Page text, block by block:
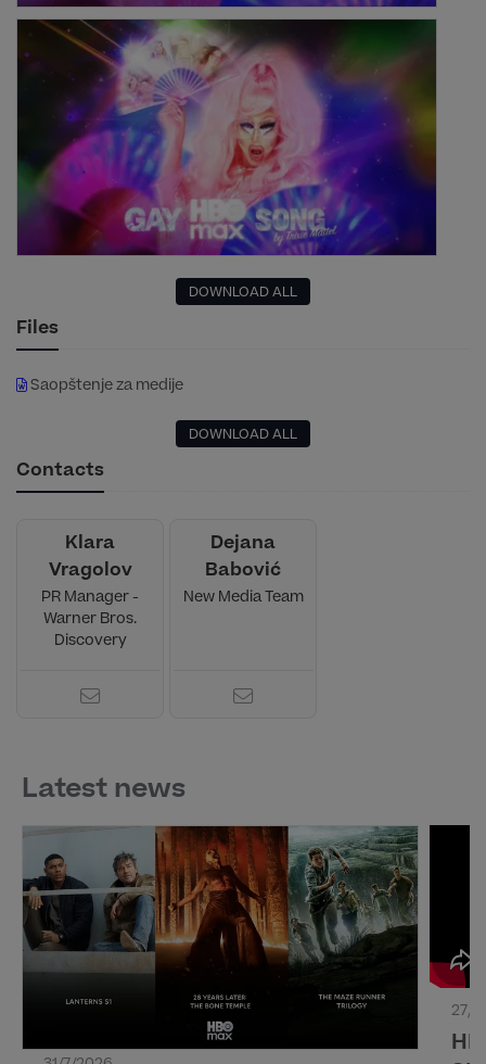
DOWNLOAD ALL
Files
Saopštenje za medije
DOWNLOAD ALL
Contacts
Klara
Vragolov
PR Manager -
Warner Bros.
Discovery
Dejana
Babović
New Media Team
Latest news
27/